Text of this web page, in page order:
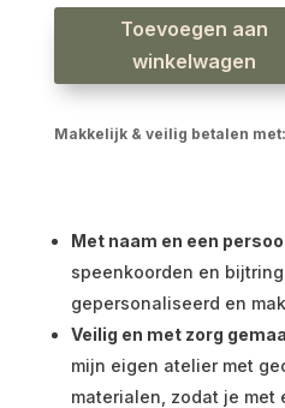
Babyslab
waterproof
Toevoegen aan
winkelwagen
Makkelijk & veilig betalen met:
Met naam en een
speenkoorden en
gepersonaliseerd en
Veilig en met zorg
mijn eigen atelier met
materialen, zodat je met